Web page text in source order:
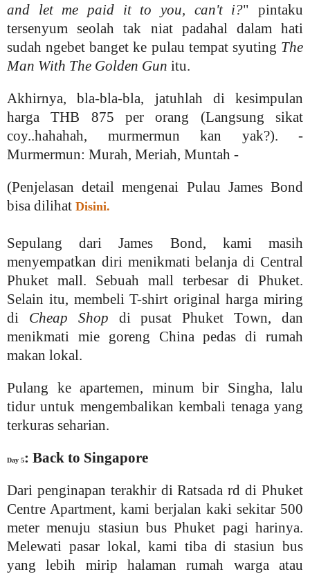
and let me paid it to you, can't i?" pintaku
tersenyum seolah tak niat padahal dalam hati
sudah ngebet banget ke pulau tempat syuting The
Man With The Golden Gun itu.
Akhirnya, bla-bla-bla, jatuhlah di kesimpulan
harga THB 875 per orang (Langsung sikat
coy..hahahah, murmermun kan yak?). -
Murmermun: Murah, Meriah, Muntah -
(Penjelasan detail mengenai Pulau James Bond
bisa dilihat Disini.
Sepulang dari James Bond, kami masih
menyempatkan diri menikmati belanja di Central
Phuket mall. Sebuah mall terbesar di Phuket.
Selain itu, membeli T-shirt original harga miring
di Cheap Shop di pusat Phuket Town, dan
menikmati mie goreng China pedas di rumah
makan lokal.
Pulang ke apartemen, minum bir Singha, lalu
tidur untuk mengembalikan kembali tenaga yang
terkuras seharian.
Day 5: Back to Singapore
Dari penginapan terakhir di Ratsada rd di Phuket
Centre Apartment, kami berjalan kaki sekitar 500
meter menuju stasiun bus Phuket pagi harinya.
Melewati pasar lokal, kami tiba di stasiun bus
yang lebih mirip halaman rumah warga atau